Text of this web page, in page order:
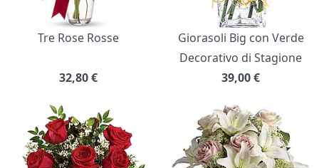
Tre Rose Rosse
32,80€
Giorasoli Big con Verde
Decorativo di Stagione
39,00€